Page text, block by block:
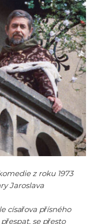
z roku 1973
Jaroslava
císařova přísného
se přesto